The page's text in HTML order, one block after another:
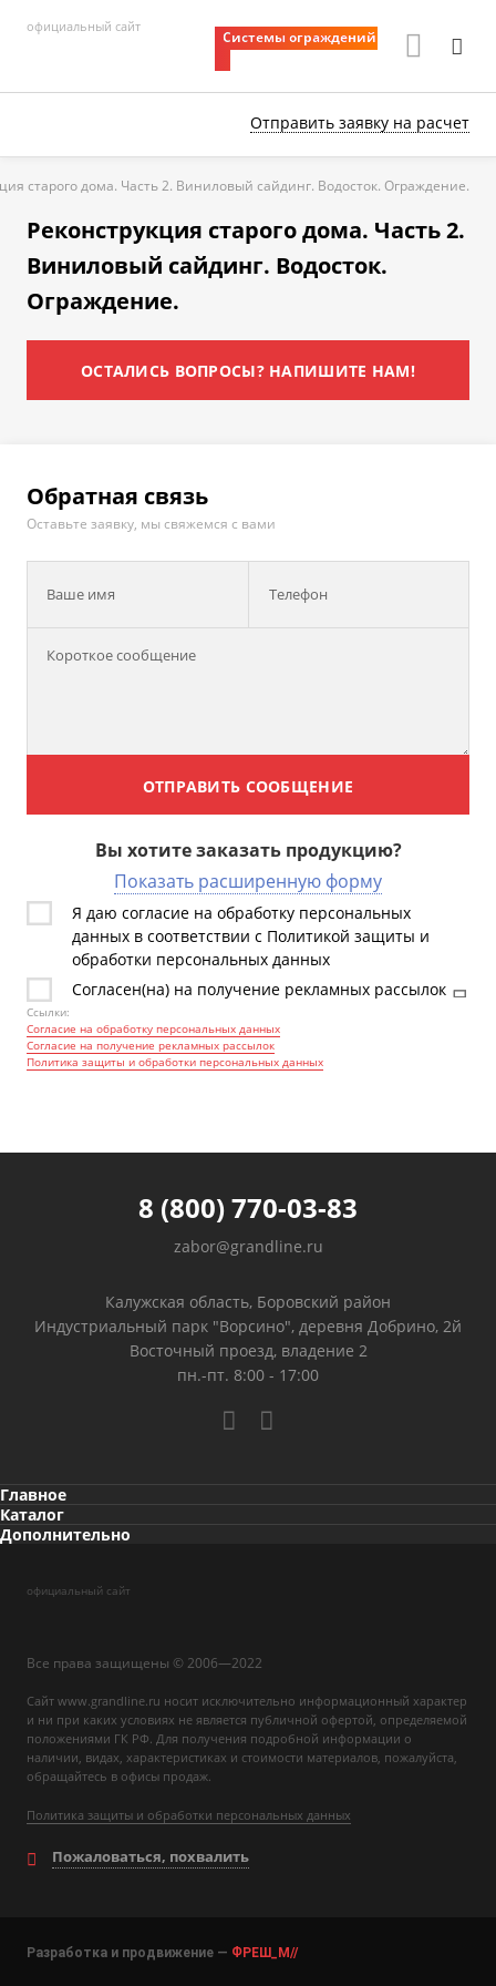
официальный сайт
Системы ограждений
Отправить заявку на расчет
старого дома. Часть 2. Виниловый сайдинг. Водосток. Ограждение.
Реконструкция старого дома. Часть 2.
Виниловый сайдинг. Водосток.
Ограждение.
ОСТАЛИСЬ ВОПРОСЫ? НАПИШИТЕ НАМ!
Обратная связь
Оставьте заявку, мы свяжемся с вами
Ваше имя Телефон
ОТПРАВИТЬ СООБЩЕНИЕ
Вы хотите заказать продукцию?
Показать расширенную форму
Я даю согласие на обработку персональных
данных в соответствии с Политикой защиты и
обработки персональных данных
Согласен(на) на получение рекламных рассылок
Ссылки:
Согласие на обработку персональных данных
Согласие на получение рекламных рассылок
Политика защиты и обработки персональных данных
Главное
Каталог
Дополнительно
8 (800) 770-03-83
zabor@grandline.ru
Калужская область, Боровский район
Индустриальный парк "Ворсино", деревня Добрино, 2й
Восточный проезд, владение 2
пн.-пт. 8:00 - 17:00
официальный сайт
Все права защищены © 2006—2022
Сайт www.grandline.ru носит исключительно информационный характер
и ни при каких условиях не является публичной офертой, определяемой
положениями ГК РФ. Для получения подробной информации о
наличии, видах, характеристиках и стоимости материалов, пожалуйста,
обращайтесь в офисы продаж.
Политика защиты и обработки персональных данных
Пожаловаться, похвалить
Разработка и продвижение — ФРЕШ_М//